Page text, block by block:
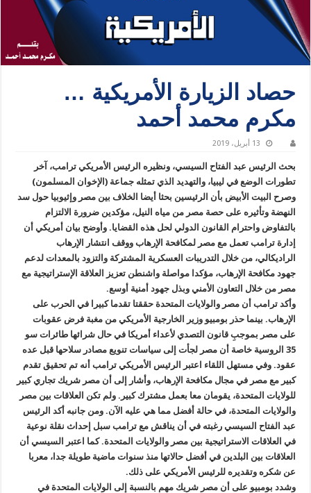
حصاد الزيارة الأمريكية …
مكرم محمد أحمد
13 أبريل، 2019
بحث الرئيس عبد الفتاح السيسي، ونظيره الرئيس الأمريكي ترامب، آخر
تطورات الوضع في ليبيا، والتهديد الذي تمثله جماعة (الإخوان المسلمون)
وصرح البيت الأبيض بأن الرئيسين بحثا أيضا الخلاف بين مصر وإثيوبيا حول سد
النهضة وتأثيره على حصة مصر من مياه النيل، مؤكدين ضرورة الالتزام
بالتفاوض واحترام القانون الدولي لحل هذه القضايا. وأوضح بيان أمريكي أن
إدارة ترامب تعمل مع مصر لمكافحة الإرهاب ووقف انتشار الإرهاب
الراديكالي، من خلال التدريبات العسكرية المشتركة والتزود بالمعدات لدعم
جهود مكافحة الإرهاب، مؤكدا مواصلة واشنطن تعزيز العلاقة الإستراتيجية مع
مصر من خلال التعاون الأمني وبذل جهود أمنية أوسع.
وأكد ترامب أن مصر والولايات المتحدة حققتا تقدما كبيرا في الحرب على
الإرهاب. بينما حذر بومبيو وزير الخارجية الأمريكي من مغبة فرض عقوبات
على مصر بموجبِ قانون التصدي لأعداء أمريكا في حال شرائها طائرات سو
35 الروسية خاصة أن مصر لجأت إلى سياسات تنويع مصادر سلاحها قبل عده
عقود. وفي مستهل اللقاء اعتبر الرئيس الأمريكي ترامب أنه تم تحقيق تقدم
كبير مع مصر في مجال مكافحة الإرهاب، وأشار إلى أن مصر شريك تجاري كبير
للولايات المتحدة، يقومان معا بعمل مشترك كبير. ولم تكن العلاقات بين مصر
والولايات المتحدة، في حالة أفضل مما هي عليه الآن. ومن جانبه أكد الرئيس
عبد الفتاح السيسي رغبته في أن يناقش مع ترامب سبل إحداث نقلة نوعية
في العلاقات الاستراتيجية بين مصر والولايات المتحدة. كما اعتبر السيسي أن
العلاقات بين البلدين في أفضل حالاتها منذ سنوات ماضية طويلة جدا، معربا
عن شكره وتقديره للرئيس الأمريكي على ذلك.
وشدد بومبيو على أن مصر شريك مهم بالنسبة إلى الولايات المتحدة في